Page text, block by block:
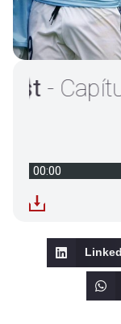
- Capítulo
00:00